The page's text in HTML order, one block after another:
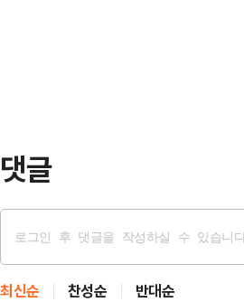
댓글
최신순 찬성순 반대순